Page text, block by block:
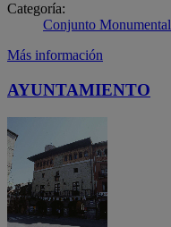
Categoría:
Conjunto Monumental
Más información
AYUNTAMIENTO